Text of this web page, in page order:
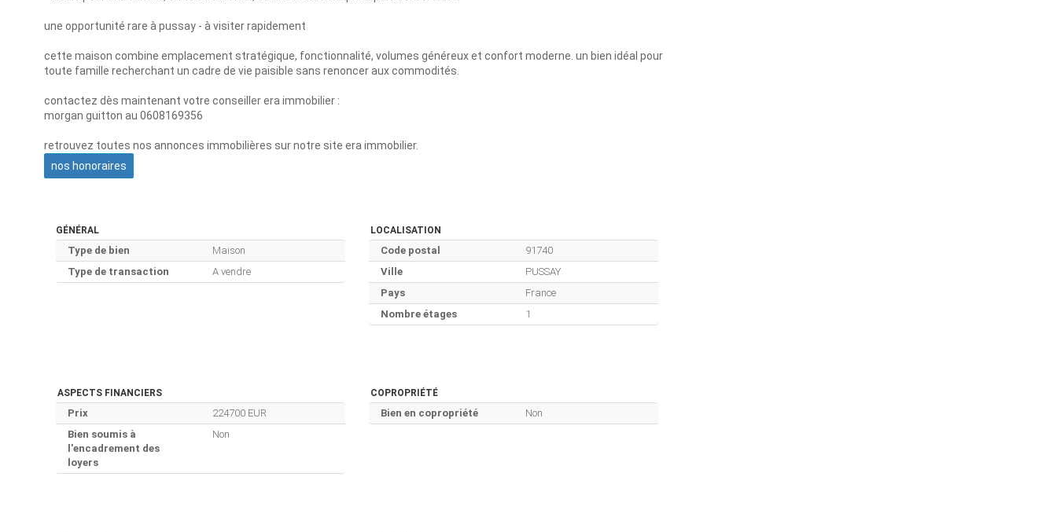
une opportunité rare à pussay - à visiter rapidement
cette maison combine emplacement stratégique, fonctionnalité, volumes généreux et confort moderne. un bien idéal pour
toute famille recherchant un cadre de vie paisible sans renoncer aux commodités.
contactez dès maintenant votre conseiller era immobilier :
morgan guitton au 0608169356
retrouvez toutes nos annonces immobilières sur notre site era immobilier.
nos honoraires
GÉNÉRAL
Type de bien
Maison
Type de transaction
A vendre
LOCALISATION
Code postal
91740
Ville
PUSSAY
Pays
France
Nombre étages
1
ASPECTS FINANCIERS
Prix
224700 EUR
Bien soumis à
l'encadrement des
loyers
Non
COPROPRIÉTÉ
Bien en copropriété Non